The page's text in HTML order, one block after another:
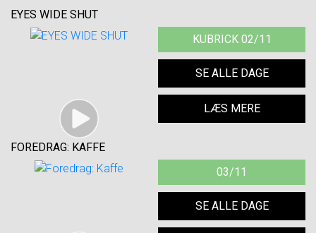
EYES WIDE SHUT
KUBRICK 02/11
SE ALLE DAGE
LÆS MERE
FOREDRAG: KAFFE
03/11
SE ALLE DAGE